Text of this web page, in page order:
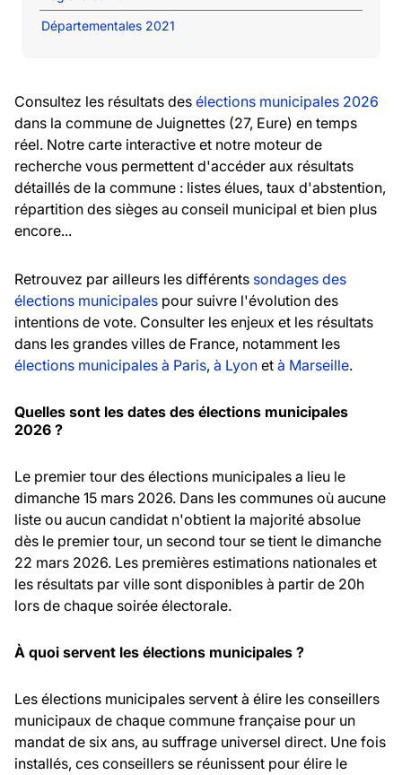
Départementales 2021
Consultez les résultats des élections municipales 2026
dans la commune de Juignettes (27, Eure) en temps
réel. Notre carte interactive et notre moteur de
recherche vous permettent d'accéder aux résultats
détaillés de la commune : listes élues, taux d'abstention,
répartition des sièges au conseil municipal et bien plus
encore...
Retrouvez par ailleurs les différents sondages des
élections municipales pour suivre l'évolution des
intentions de vote. Consulter les enjeux et les résultats
dans les grandes villes de France, notamment les
élections municipales à Paris, à Lyon et à Marseille.
Quelles sont les dates des élections municipales
2026 ?
Le premier tour des élections municipales a lieu le
dimanche 15 mars 2026. Dans les communes où aucune
liste ou aucun candidat n'obtient la majorité absolue
dès le premier tour, un second tour se tient le dimanche
22 mars 2026. Les premières estimations nationales et
les résultats par ville sont disponibles à partir de 20h
lors de chaque soirée électorale.
À quoi servent les élections municipales ?
Les élections municipales servent à élire les conseillers
municipaux de chaque commune française pour un
mandat de six ans, au suffrage universel direct. Une fois
installés, ces conseillers se réunissent pour élire le